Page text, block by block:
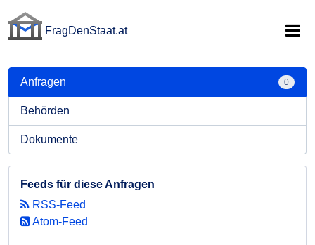
FragDenStaat.at
Anfragen 0
Behörden
Dokumente
Feeds für diese Anfragen
RSS-Feed
Atom-Feed